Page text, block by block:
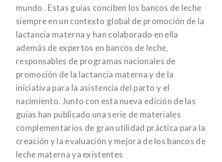
mundo . Estas guías conciben los bancos de leche
siempre en un contexto global de promoción de la
lactancia materna y han colaborado en ella
además de expertos en bancos de leche,
responsables de programas nacionales de
promoción de la lactancia materna y de la
iniciativa para la asistencia del parto y el
nacimiento. Junto con esta nueva edición de las
guías han publicado una serie de materiales
complementarios de gran utilidad práctica para la
creación y la evaluación y mejora de los bancos de
leche materna ya existentes